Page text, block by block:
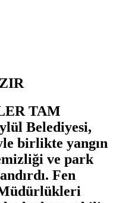
TAM
Belediyesi,
birlikte yangın
ve park
Fen